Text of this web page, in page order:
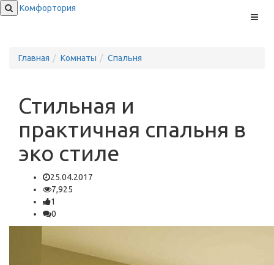
Меню
Комфортория
Главная Комнаты Спальня
Стильная и
практичная спальня в
эко стиле
25.04.2017
7,925
1
0